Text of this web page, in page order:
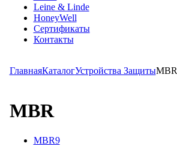
Leine & Linde
HoneyWell
Сертификаты
Контакты
ГлавнаяКаталогУстройства ЗащитыMBR
MBR
MBR9